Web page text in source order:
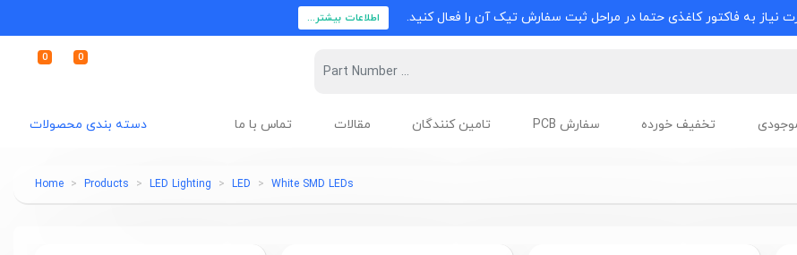
نیاز به فاکتور کاغذی حتما در مراحل ثبت سفارش تیک آن را فعال کنید. اطلاعات بیشتر...
0 0
دسته بندی محصولات تخفیف خورده سفارش PCB تامین کنندگان مقالات تماس با ما
Home Products LED Lighting LED White SMD LEDs